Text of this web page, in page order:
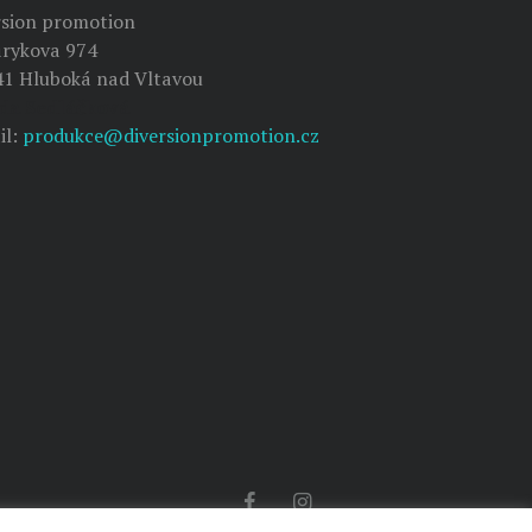
promotion
974
Hluboká nad Vltavou
produkce@diversionpromotion.cz